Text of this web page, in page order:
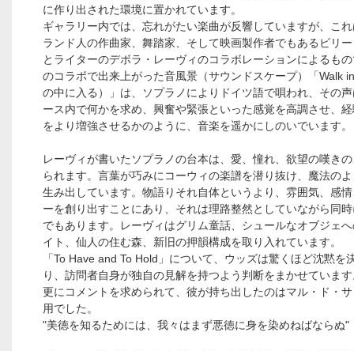
に作り出された環境に置かれています。
ギャラリー内では、忘れがたい楽曲が反響していますが、こ
ランド人の作曲家、舞踏家、そして映画製作者でもあるビリ
とライターのデボラ・レーヴィのコラボレーションによるも
のコラボで出来上がった音風景（サウンドスケープ）「Walk
の中に入る）」は、ソプラノによりドイツ語で唄われ、その
ース内で何かを求め、興奮や緊張といった感覚を高調させ、
をより増強させるかのように、音楽を遥かにしのいでいます。
レーヴィが書いたソプラノの台本は、愛、憧れ、欲望の嘆き
られます。言葉が巧みにコーウィの楽譜を潜り抜け、魔法の
生み出しています。物語りそれ自体というより、雰囲気、感
ーを創り出すことにあり、それは理路整然としていながら同
でもあります。レーヴィはグリム童話、シュールなオブジェ
イト、仙人の住む森、新旧の押韻構成を取り入れています。
「To Have and To Hold」について、ウッズは驚くほど沈黙を
り、訪問者自身が独自の見解を持つよう判断をまかせていま
更にコメントを求められて、彼が持ち出したのはマル・ド・
用でした。
"美徳を知るためには、我々はまず悪徳に身を染めねばならぬ"